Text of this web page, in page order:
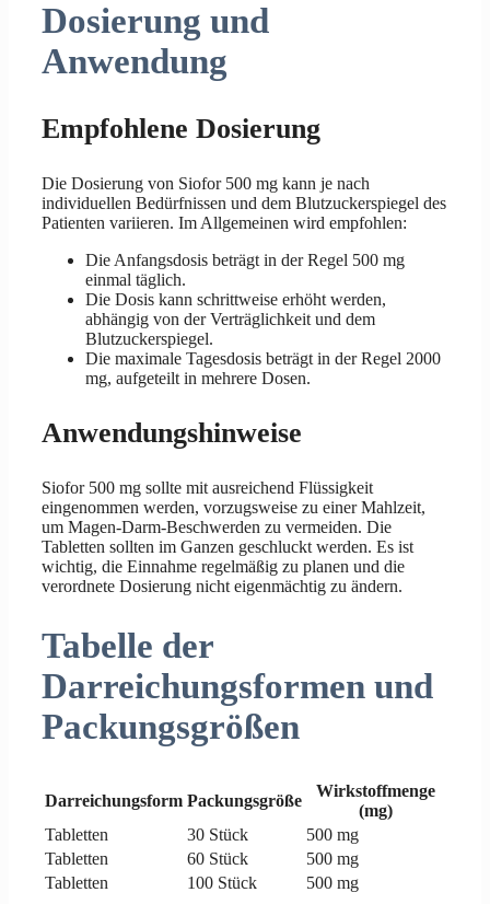
Dosierung und
Anwendung
Empfohlene Dosierung
Die Dosierung von Siofor 500 mg kann je nach
individuellen Bedürfnissen und dem Blutzuckerspiegel des
Patienten variieren. Im Allgemeinen wird empfohlen:
Die Anfangsdosis beträgt in der Regel 500 mg
einmal täglich.
Die Dosis kann schrittweise erhöht werden,
abhängig von der Verträglichkeit und dem
Blutzuckerspiegel.
Die maximale Tagesdosis beträgt in der Regel 2000
mg, aufgeteilt in mehrere Dosen.
Anwendungshinweise
Siofor 500 mg sollte mit ausreichend Flüssigkeit
eingenommen werden, vorzugsweise zu einer Mahlzeit,
um Magen-Darm-Beschwerden zu vermeiden. Die
Tabletten sollten im Ganzen geschluckt werden. Es ist
wichtig, die Einnahme regelmäßig zu planen und die
verordnete Dosierung nicht eigenmächtig zu ändern.
Tabelle der
Darreichungsformen und
Packungsgrößen
Darreichungsform Packungsgröße
Wirkstoffmenge
(mg)
Tabletten
30 Stück
500 mg
Tabletten
60 Stück
500 mg
Tabletten
100 Stück 500 mg